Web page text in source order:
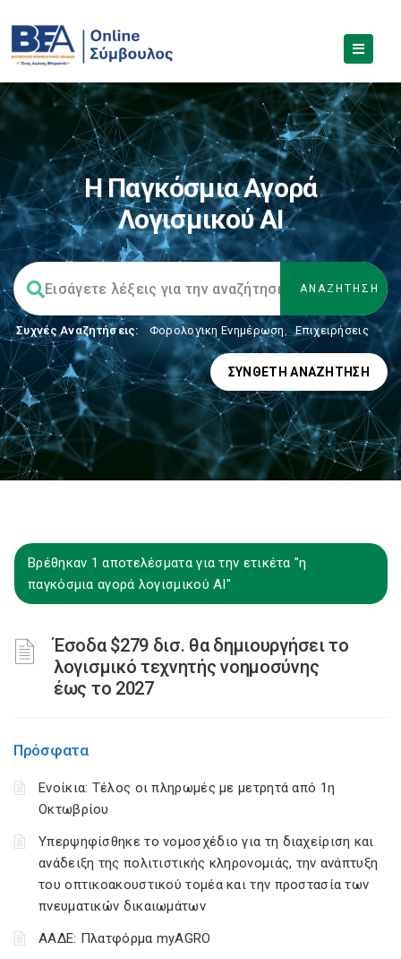
Η Παγκόσμια Αγορά
Λογισμικού AI
Συχνές Αναζητήσεις: Φορολογικη Ενημέρωση, Επιχειρήσεις
ΣΎΝΘΕΤΗ ΑΝΑΖΉΤΗΣΗ
Βρέθηκαν 1 αποτελέσματα για την ετικέτα "η
παγκόσμια αγορά λογισμικού AI"
Έσοδα $279 δισ. θα δημιουργήσει το
λογισμικό τεχνητής νοημοσύνης
έως το 2027
Πρόσφατα
Ενοίκια: Τέλος οι πληρωμές με μετρητά από 1η
Οκτωβρίου
Υπερψηφίσθηκε το νομοσχέδιο για τη διαχείριση και
ανάδειξη της πολιτιστικής κληρονομιάς, την ανάπτυξη
του οπτικοακουστικού τομέα και την προστασία των
πνευματικών δικαιωμάτων
ΑΑΔΕ: Πλατφόρμα myAGRO